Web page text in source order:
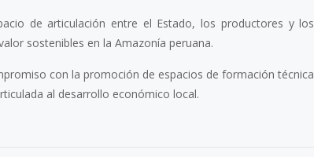
de articulación entre el Estado, los productores y los
sostenibles en la Amazonía peruana.
con la promoción de espacios de formación técnica
al desarrollo económico local.